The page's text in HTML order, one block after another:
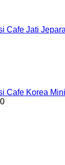
Cafe Jati
Cafe Korea